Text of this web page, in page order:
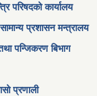
परिषदको कार्यालय
प्रशासन मन्त्रालय
पन्जिकरण बिभाग
प्रणाली